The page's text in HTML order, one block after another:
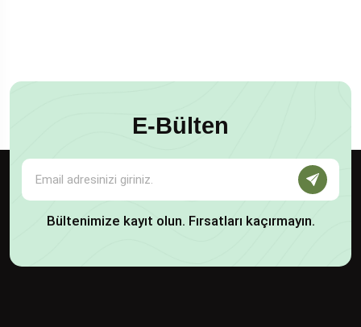
E-Bülten
Bültenimize kayıt olun. Fırsatları kaçırmayın.